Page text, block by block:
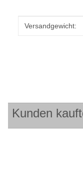
Wert
Versandgewicht:
Kunden